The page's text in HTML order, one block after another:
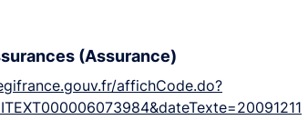
(Assurance)
affichCode.do?